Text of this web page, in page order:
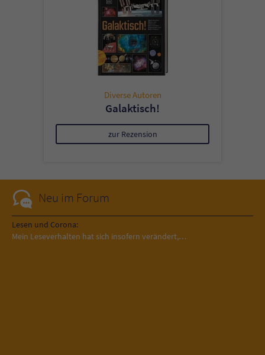
Diverse Autoren
Galaktisch!
zur Rezension
Neu im Forum
Lesen und Corona:
Mein Leseverhalten hat sich insofern verändert,…